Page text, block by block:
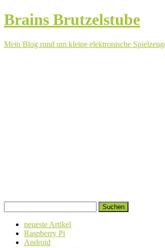
Brains Brutzelstube
Mein Blog rund um kleine elektronische
zum
Inhalt
nach:
neueste Artikel
Raspberry Pi
Android